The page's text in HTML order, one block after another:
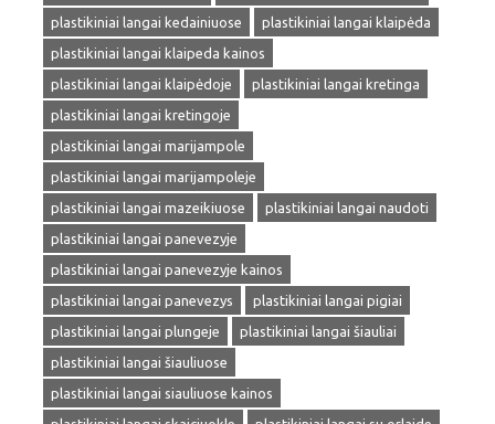
plastikiniai langai kedainiuose
plastikiniai langai klaipėda
plastikiniai langai klaipeda kainos
plastikiniai langai klaipėdoje
plastikiniai langai kretinga
plastikiniai langai kretingoje
plastikiniai langai marijampole
plastikiniai langai marijampoleje
plastikiniai langai mazeikiuose
plastikiniai langai naudoti
plastikiniai langai panevezyje
plastikiniai langai panevezyje kainos
plastikiniai langai panevezys
plastikiniai langai pigiai
plastikiniai langai plungeje
plastikiniai langai šiauliai
plastikiniai langai šiauliuose
plastikiniai langai siauliuose kainos